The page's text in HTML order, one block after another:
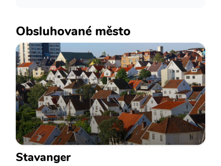
Obsluhované město
Stavanger